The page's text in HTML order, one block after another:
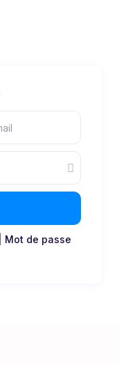
Mot de passe